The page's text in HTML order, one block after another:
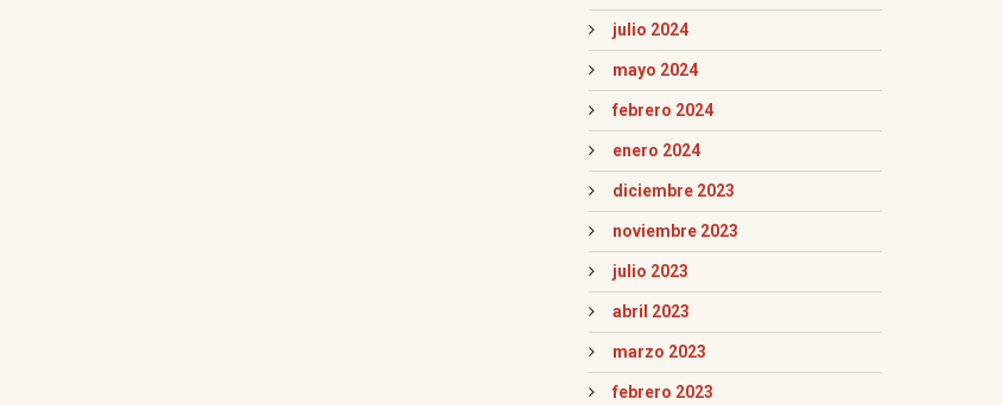
julio 2024
mayo 2024
febrero 2024
enero 2024
diciembre 2023
noviembre 2023
julio 2023
abril 2023
marzo 2023
febrero 2023